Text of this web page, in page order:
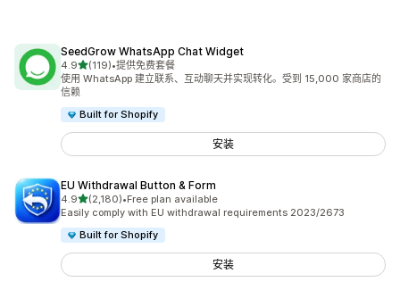
SeedGrow WhatsApp Chat Widget
4.9星（满分 5 星）
(119)
总共 119 条评论
•提供免费套餐
使用 WhatsApp 建立联系、互动聊天并实现转化。受到 15,000 家商店的
信赖
Built for Shopify
安装
EU Withdrawal Button & Form
4.9星（满分 5 星）
(2,180)
总共 2180 条评论
•Free plan available
Easily comply with EU withdrawal requirements 2023/2673
Built for Shopify
安装